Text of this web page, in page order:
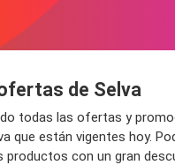
de Selva
todas las ofertas y
que están vigentes hoy.
con un gran